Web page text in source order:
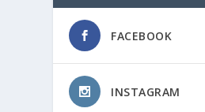
FACEBOOK
INSTAGRAM